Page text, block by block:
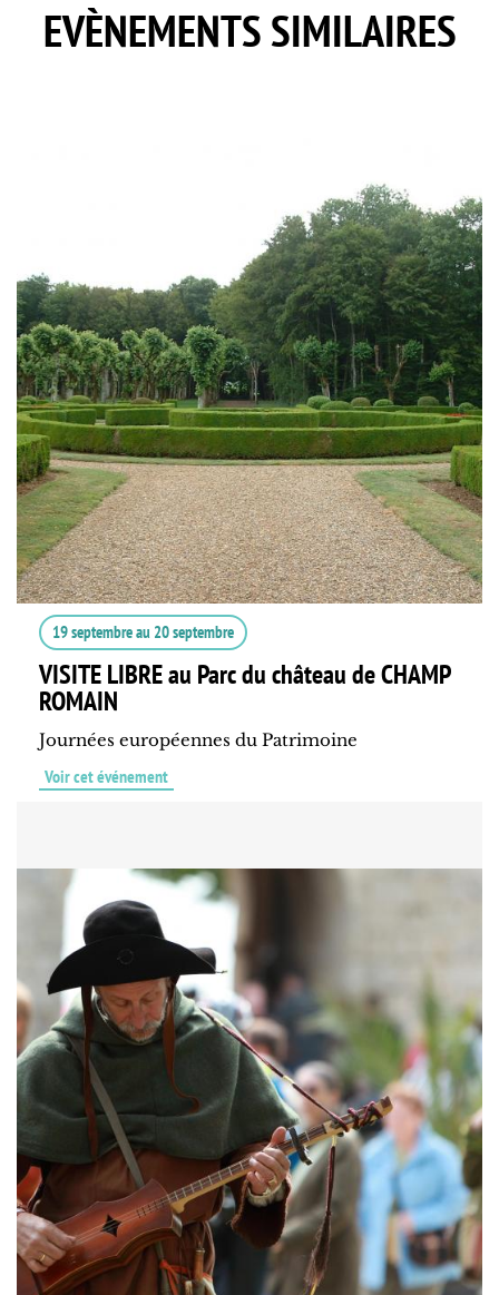
EVÈNEMENTS SIMILAIRES
19 septembreau 20 septembre
VISITE LIBRE au Parc du château de CHAMP
ROMAIN
Journées européennes du Patrimoine
Voir cet événement